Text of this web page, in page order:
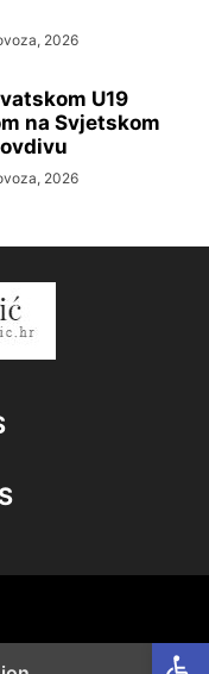
2026
U19
na Svjetskom
2026